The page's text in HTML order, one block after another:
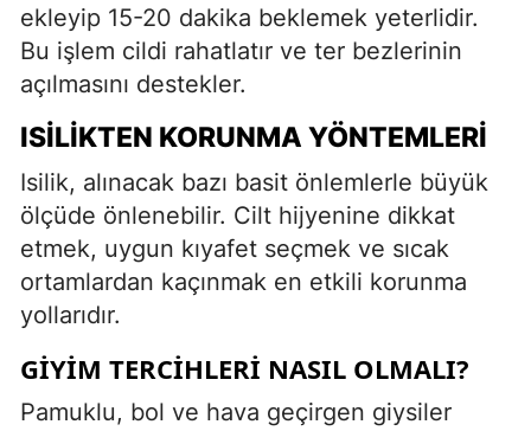
ekleyip 15-20 dakika beklemek yeterlidir.
Bu işlem cildi rahatlatır ve ter bezlerinin
açılmasını destekler.
ISILIKTEN KORUNMA YÖNTEMLERI
Isilik, alınacak bazı basit önlemlerle büyük
ölçüde önlenebilir. Cilt hijyenine dikkat
etmek, uygun kıyafet seçmek ve sıcak
ortamlardan kaçınmak en etkili korunma
yollarıdır.
GIYIM TERCIHLERI NASIL OLMALI?
Pamuklu, bol ve hava geçirgen giysiler